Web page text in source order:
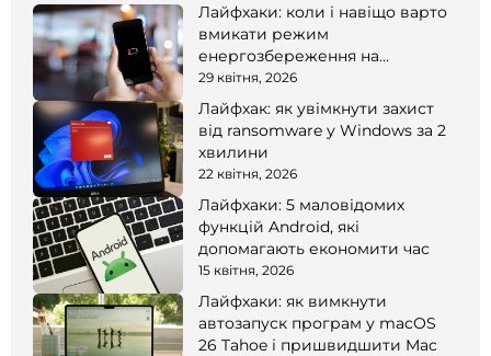
Лайфхаки: коли і навіщо варто
вмикати режим
енергозбереження на
смартфоні
29 квітня, 2026
Лайфхак: як увімкнути захист
від ransomware у Windows за 2
хвилини
22 квітня, 2026
Лайфхаки: 5 маловідомих
функцій Android, які
допомагають економити час
15 квітня, 2026
Лайфхаки: як вимкнути
автозапуск програм у macOS
26 Tahoe і пришвидшити Mac